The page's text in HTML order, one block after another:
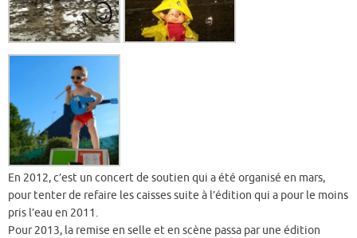
En 2012, c’est un concert de soutien qui a été organisé en mars,
pour tenter de refaire les caisses suite à l’édition qui a pour le moins
pris l’eau en 2011.
Pour 2013, la remise en selle et en scène passa par une édition